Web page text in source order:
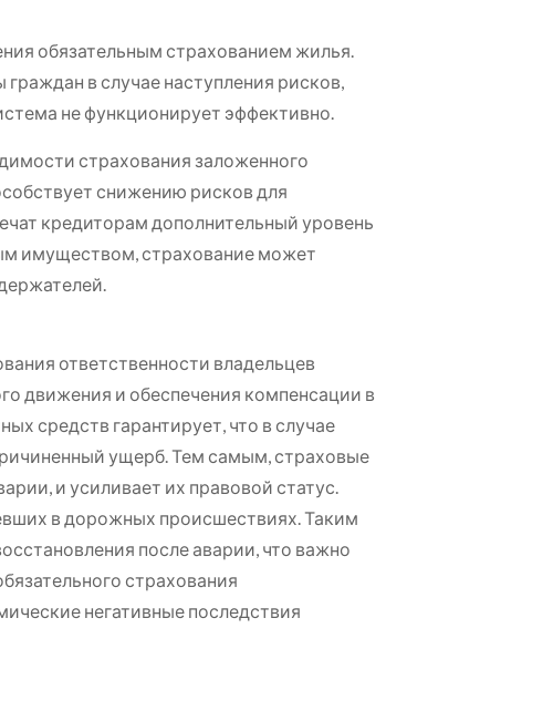
обязательным страхованием жилья.
в случае наступления рисков,
не функционирует эффективно.
страхования заложенного
снижению рисков для
кредиторам дополнительный уровень
имуществом, страхование может
ответственности владельцев
движения и обеспечения компенсации в
средств гарантирует, что в случае
ущерб. Тем самым, страховые
и усиливает их правовой статус.
в дорожных происшествиях. Таким
после аварии, что важно
страхования
негативные последствия